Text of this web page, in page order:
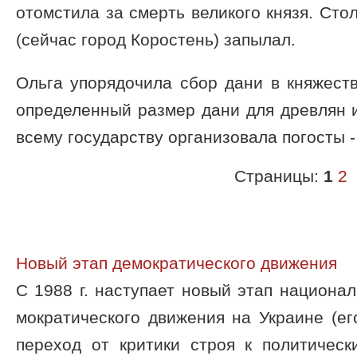
отомстила за смерть великого князя.
(сейчас город Коростень) запылал.
Ольга упорядочила сбор дани в
определенный размер дани для древлян
всему государству организовала
Страницы: 1 2
Новый этап демократического движения
С 1988 г. наступает новый этап
мократического движения на Украине
пе­реход от критики строя к